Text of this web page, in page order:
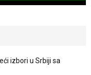
izbori u Srbiji sa